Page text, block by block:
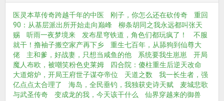
医灵本草传奇跨越千年的中医 刚子，你怎么还在砍传奇
重回
90：从基层派出所开始走向巅峰
柳条胡同之我永远都叫张天
赐
听雨一夜梦境来 发布星穹铁道，角色们都玩疯了！
不服
就干！撸袖子搬空家产再下乡
重生七百年，从舔狗到仙尊大
佬
主和爹，好战妻，只想当咸鱼的他 系统要我生崽崽
开局
魔人布欧，被嘲笑粉色史莱姆
四合院：傻柱重生后逆天改命
大道熔炉，开局王府世子谋夺帝位
天道之数
我一长生者，强
亿点点太合理了
海岛，全民垂钓，我独获史诗天赋
麦城悲歌
与武圣传奇
变成龙的我，今天该干什么
仙界穿越来的御兽